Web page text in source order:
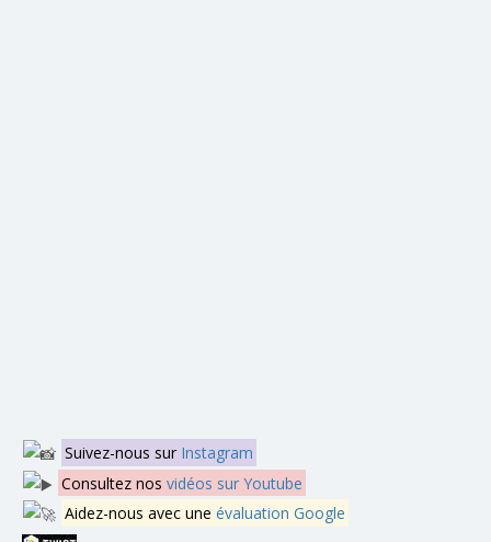
Suivez-nous sur Instagram
Consultez nos vidéos sur Youtube
Aidez-nous avec une évaluation Google